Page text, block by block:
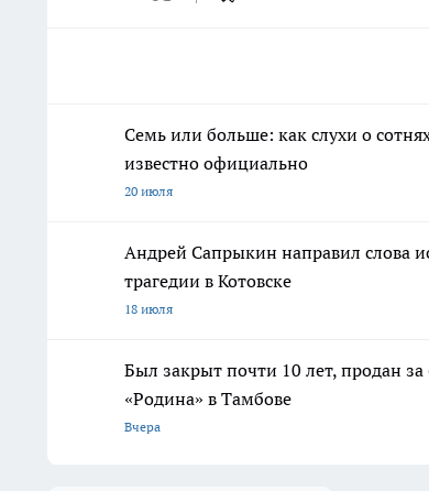
Семь или больше: как слухи о
известно официально
20 июля
Андрей Сапрыкин направил слова
трагедии в Котовске
18 июля
Был закрыт почти 10 лет, продан
«Родина» в Тамбове
Вчера